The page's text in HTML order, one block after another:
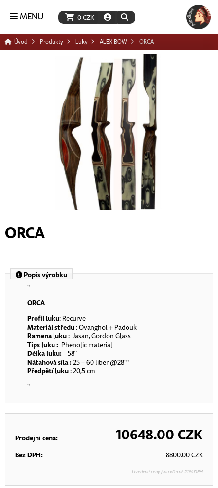
0CZK
MENU
Úvod Produkty Luky ALEX BOW ORCA
ORCA
Popis výrobku
"
ORCA
Profil luku: Recurve
Materiál středu: Ovanghol + Padouk
Ramena luku: Jasan, Gordon Glass
Tips luku : Phenolic material
Délka luku: 58”
Nátahová síla :25 – 60 liber @28""
Předpětí luku: 20,5 cm
"
Prodejní cena: 10648.00 CZK
Bez DPH: 8800.00CZK
Uvedené ceny jsou včetně 21% DPH